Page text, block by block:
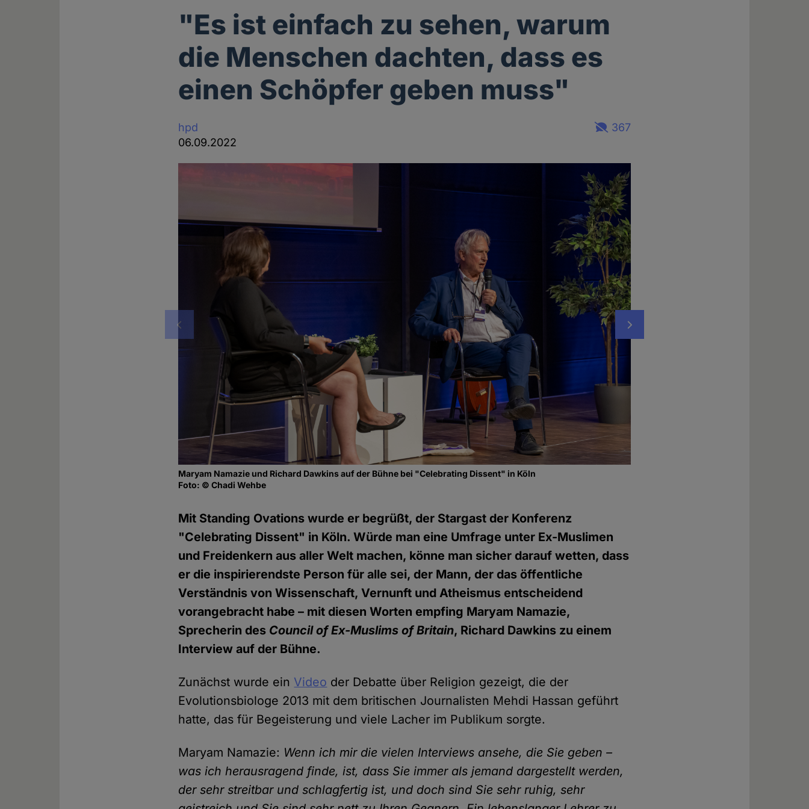
"Es ist einfach zu sehen, warum
die Menschen dachten, dass es
einen Schöpfer geben muss"
hpd
06.09.2022
367
Maryam Namazie und Richard Dawkins auf der Bühne bei "Celebrating Dissent" in Köln
Foto: © Chadi Wehbe
Mit Standing Ovations wurde er begrüßt, der Stargast der Konferenz
"Celebrating Dissent" in Köln. Würde man eine Umfrage unter Ex-Muslimen
und Freidenkern aus aller Welt machen, könne man sicher darauf wetten, dass
er die inspirierendste Person für alle sei, der Mann, der das öffentliche
Verständnis von Wissenschaft, Vernunft und Atheismus entscheidend
vorangebracht habe – mit diesen Worten empfing Maryam Namazie,
Sprecherin des Council of Ex-Muslims of Britain, Richard Dawkins zu einem
Interview auf der Bühne.
Zunächst wurde ein Video der Debatte über Religion gezeigt, die der
Evolutionsbiologe 2013 mit dem britischen Journalisten Mehdi Hassan geführt
hatte, das für Begeisterung und viele Lacher im Publikum sorgte.
Maryam Namazie: Wenn ich mir die vielen Interviews ansehe, die Sie geben –
was ich herausragend finde, ist, dass Sie immer als jemand dargestellt werden,
der sehr streitbar und schlagfertig ist, und doch sind Sie sehr ruhig, sehr